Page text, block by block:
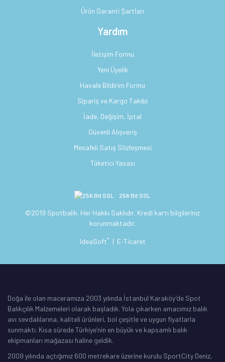
Ürün Garanti Şartları
Yardım
İletişim Formu
Yeni Üyelik
Havale Bildirim Formu
Sipariş ve Kargo Takibi
İade, Değişim, İptal
Güvenli Alışveriş
Mesafeli Satış Sözleşmesi
Tüketici Yasası
256 Bit SSL
©2019 Spotbalik. Her Hakkı Saklıdır. Kredi kartı bilgileriniz
korunmaktadır.
IdeaSoft® | E-Ticaret
Doğa ile olan maceramıza 2003 yılında İstanbul Karaköy’de Spot
Balıkçılık Malzemeleri olarak başladık. Yola çıkarken amacımız balık
avı sevdalılarına, kaliteli ürünleri, bol çeşitle ve uygun fiyatlarla
sunmaktı. Kısa sürede Türkiye’nin en büyük ve kapsamlı balık
ekipmanları mağazası haline geldik.
2009 yılında açtığımız 600 metrekare üzerine kurulu SportCity Deniz,